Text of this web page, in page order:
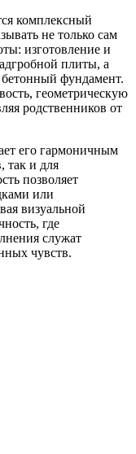
комплексный
не только сам
изготовление и
плиты, а
фундамент.
геометрическую
родственников от
его гармоничным
так и для
позволяет
или
визуальной
где
служат
чувств.